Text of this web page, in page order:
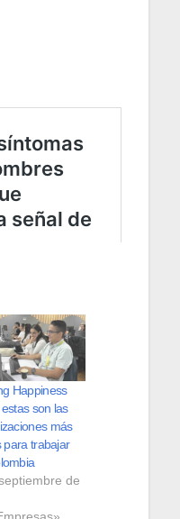
Happiness
son las
más
para trabajar
de